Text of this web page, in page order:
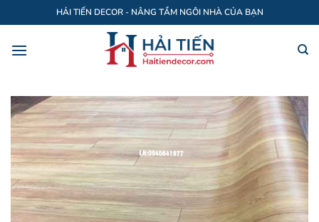
qua
nội
HẢI TIẾN DECOR - NÂNG TẦM NGÔI NHÀ CỦA BẠN